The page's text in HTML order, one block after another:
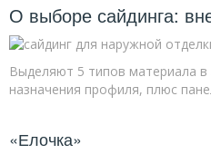
О выборе сайдинга:
Выделяют 5 типов материала в
назначения профиля, плюс
«Елочка»